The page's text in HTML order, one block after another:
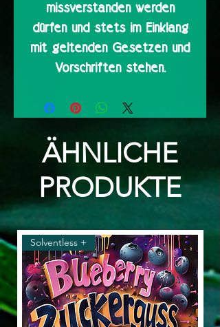
missverstanden werden
dürfen und stets im Einklang
mit geltenden Gesetzen und
Vorschriften stehen.
ÄHNLICHE
PRODUKTE
Solventless +